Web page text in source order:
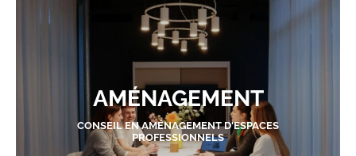
AMÉNAGEMENT
CONSEIL EN AMÉNAGEMENT D'ESPACES
PROFESSIONNELS